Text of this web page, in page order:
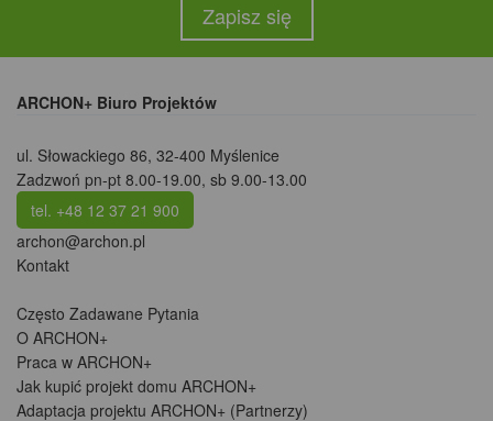
Zapisz się
ARCHON+ Biuro Projektów
ul. Słowackiego 86, 32-400 Myślenice
Zadzwoń pn-pt 8.00-19.00, sb 9.00-13.00
tel. +48 12 37 21 900
archon@archon.pl
Kontakt
Często Zadawane Pytania
O ARCHON+
Praca w ARCHON+
Jak kupić projekt domu ARCHON+
Adaptacja projektu ARCHON+ (Partnerzy)